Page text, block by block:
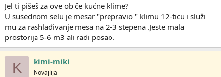
:
Jel ti pišeš za ove običe kućne klime?
U susednom selu je mesar "prepravio " klimu 12-ticu i služi
mu za rashlađivanje mesa na 2-3 stepena .Jeste mala
prostorija 5-6 m3 ali radi posao.
K kimi-miki
Novajlija